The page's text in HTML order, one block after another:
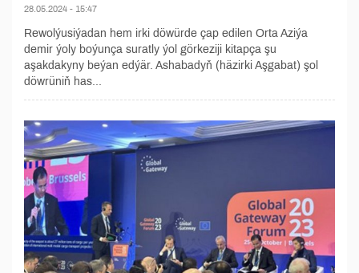
28.05.2024 - 15:47
Rewolýusiýadan hem irki döwürde çap edilen Orta Aziýa
demir ýoly boýunça suratly ýol görkeziji kitapça şu
aşakdakyny beýan edýär. Ashabadyň (häzirki Aşgabat) şol
döwrüniň has...